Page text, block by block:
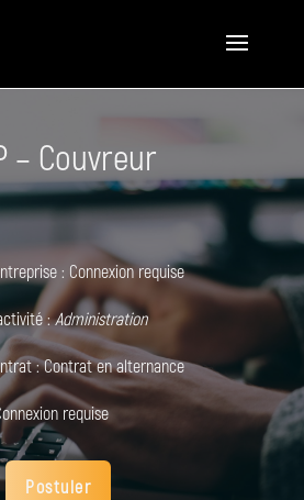
– Couvreur
: Connexion requise
: Administration
:Contrat en alternance
requise
Postuler